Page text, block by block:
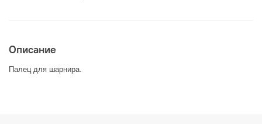
Описание
Палец для шарнира.